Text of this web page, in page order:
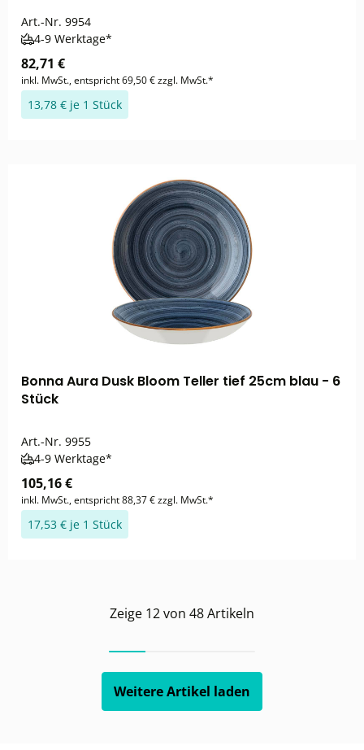
Art.-Nr. 9954
4-9 Werktage*
82,71 €
inkl. MwSt., entspricht 69,50 € zzgl. MwSt.*
13,78 € je 1 Stück
Bonna Aura Dusk Bloom Teller tief 25cm blau - 6
Stück
Art.-Nr. 9955
4-9 Werktage*
105,16 €
inkl. MwSt., entspricht 88,37 € zzgl. MwSt.*
17,53 € je 1 Stück
Zeige 12von 48Artikeln
Weitere Artikel laden